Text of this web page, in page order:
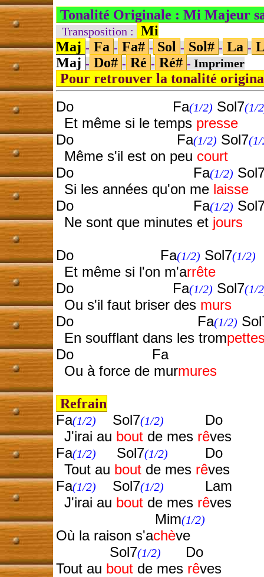
Tonalité Originale : Mi Majeur
Transposition :
Mi
Maj - Fa - Fa# - Sol - Sol# - La -
Maj - Do# - Ré - Ré# - Imprimer
Pour retrouver la tonalité
Do Fa(1/2) Sol7(1/
Et même si le temps presse
Do Fa(1/2) Sol7
Même s'il est on peu court
Do Fa(1/2)
Si les années qu'on me laisse
Do Fa(1/2)
Ne sont que minutes et jours
Do Fa(1/2) Sol7(1/2)
Et même si l'on m'arrête
Do Fa(1/2) Sol7(1/
Ou s'il faut briser des murs
Do Fa(1/2)
En soufflant dans les trom
Do Fa
Ou à force de murmures
Refrain
Fa(1/2) Sol7(1/2)
Do
J'irai au bout de mes rêves
Fa(1/2) Sol7(1/2)
Do
Tout au bout de mes rêves
Fa(1/2) Sol7(1/2)
Lam
J'irai au bout de mes rêves
Mim(1/2)
Où la raison s'achève
Sol7(1/2)
Do
Tout au bout de mes rêves